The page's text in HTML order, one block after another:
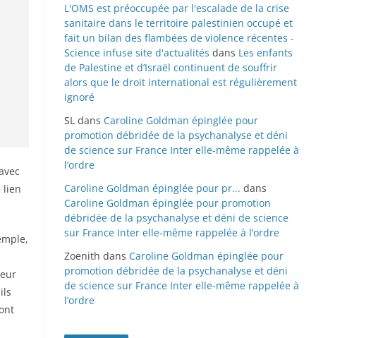
lien
L'OMS est préoccupée par l'escalade de la crise
sanitaire dans le territoire palestinien occupé et
fait un bilan des flambées de violence récentes -
Science infuse site d'actualités dans Les enfants
de Palestine et d’Israël continuent de souffrir
alors que le droit international est régulièrement
ignoré
SL dans Caroline Goldman épinglée pour
promotion débridée de la psychanalyse et déni
de science sur France Inter elle-même rappelée à
l’ordre
Caroline Goldman épinglée pour pr... dans
Caroline Goldman épinglée pour promotion
débridée de la psychanalyse et déni de science
sur France Inter elle-même rappelée à l’ordre
Zoenith dans Caroline Goldman épinglée pour
promotion débridée de la psychanalyse et déni
de science sur France Inter elle-même rappelée à
l’ordre